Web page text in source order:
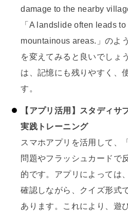
damage to the nearby
「A landslide often leads
mountainous areas.」のよ
を変えてみると良いでしょ
は、記憶にも残りやすく、
す。
【アプリ活用】スタディサ
実践トレーニング
スマホアプリを活用して、
問題やフラッシュカードで
的です。アプリによっては
確認しながら、クイズ形式
あります。これにより、遊